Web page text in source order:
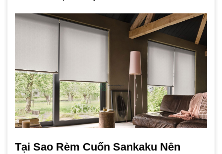
Tại Sao Rèm Cuốn Sankaku Nên